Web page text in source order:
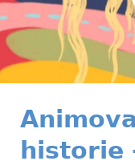
historie